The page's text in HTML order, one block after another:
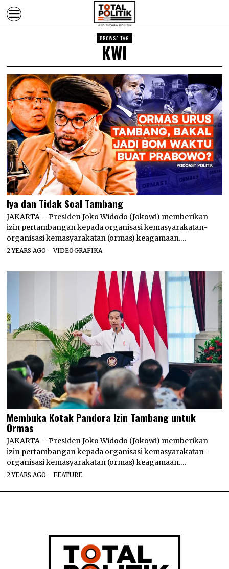
BROWSE TAG
KWI
Iya dan Tidak Soal Tambang
JAKARTA – Presiden Joko Widodo (Jokowi) memberikan
izin pertambangan kepada organisasi kemasyarakatan-
organisasi kemasyarakatan (ormas) keagamaan.…
2 YEARS AGO VIDEOGRAFIKA
Membuka Kotak Pandora Izin Tambang untuk
Ormas
JAKARTA – Presiden Joko Widodo (Jokowi) memberikan
izin pertambangan kepada organisasi kemasyarakatan-
organisasi kemasyarakatan (ormas) keagamaan.…
2 YEARS AGO FEATURE